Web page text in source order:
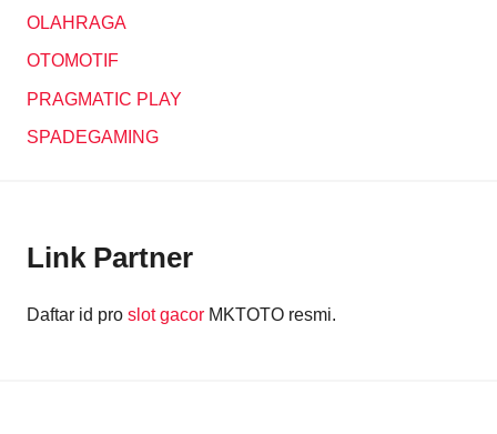
OLAHRAGA
OTOMOTIF
PRAGMATIC PLAY
SPADEGAMING
Link Partner
Daftar id pro slot gacor MKTOTO resmi.